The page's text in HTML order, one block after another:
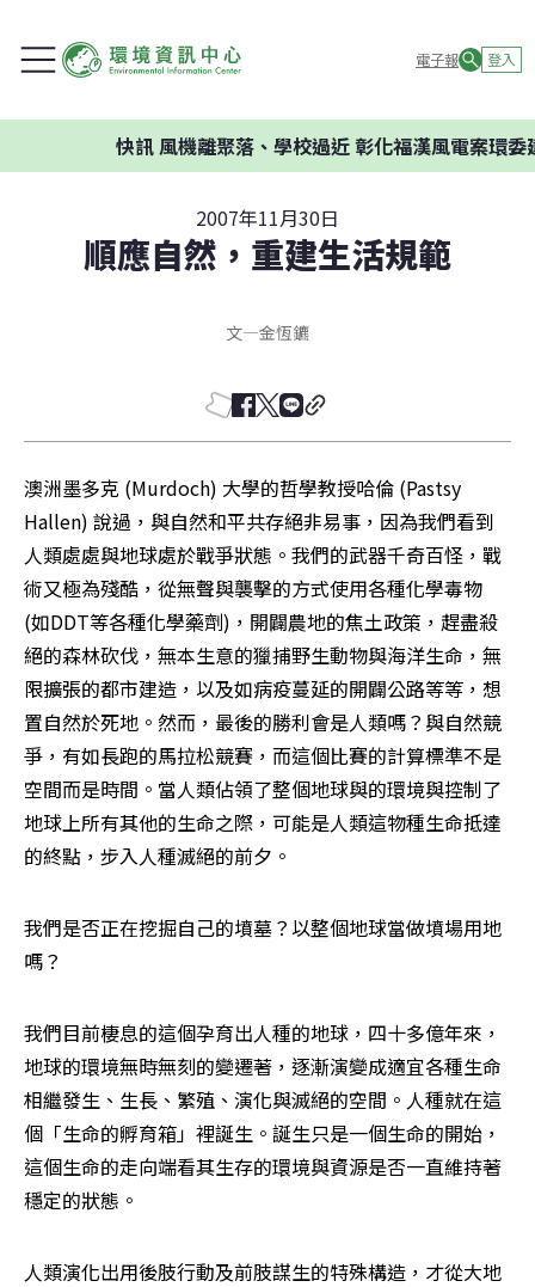
電子報 登入
風機離聚落、學校過近 彰化福漢風電案環委建議
2007年11月30日
順應自然，重建生活規範
文—金恆鑣
澳洲墨多克 (Murdoch) 大學的哲學教授哈倫 (Pastsy
Hallen) 說過，與自然和平共存絕非易事，因為我們看到
人類處處與地球處於戰爭狀態。我們的武器千奇百怪，戰
術又極為殘酷，從無聲與襲擊的方式使用各種化學毒物
(如DDT等各種化學藥劑)，開闢農地的焦土政策，趕盡殺
絕的森林砍伐，無本生意的獵捕野生動物與海洋生命，無
限擴張的都市建造，以及如病疫蔓延的開闢公路等等，想
置自然於死地。然而，最後的勝利會是人類嗎？與自然競
爭，有如長跑的馬拉松競賽，而這個比賽的計算標準不是
空間而是時間。當人類佔領了整個地球與的環境與控制了
地球上所有其他的生命之際，可能是人類這物種生命抵達
的終點，步入人種滅絕的前夕。
我們是否正在挖掘自己的墳墓？以整個地球當做墳場用地
嗎？
我們目前棲息的這個孕育出人種的地球，四十多億年來，
地球的環境無時無刻的變遷著，逐漸演變成適宜各種生命
相繼發生、生長、繁殖、演化與滅絕的空間。人種就在這
個「生命的孵育箱」裡誕生。誕生只是一個生命的開始，
這個生命的走向端看其生存的環境與資源是否一直維持著
穩定的狀態。
人類演化出用後肢行動及前肢謀生的特殊構造，才從大地